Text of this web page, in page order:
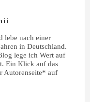
lebe nach einer
in Deutschland.
lege ich Wert auf
Ein Klick auf das
Autorenseite* auf